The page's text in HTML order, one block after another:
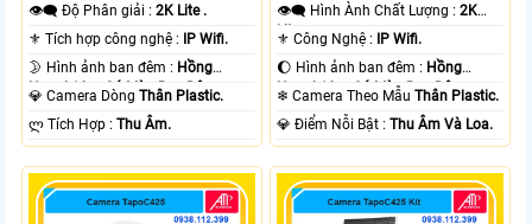
👁️‍🗨 Độ Phân giải :2K Lite .
⚜️ Tích hợp công nghệ :
IP Wifi.
🌛 Hình ảnh ban đêm : Hồng
Ngoại 10m Có Màu Ban Ðêm.
💎 Camera DòngThân Plastic.
️ლ Tích Hợp :Thu Âm.
👁️‍🗨 Hình Ành Chất Lượng :2K
Lite .
⚜️ Công Nghệ :
IP Wifi.
🌔 Hình ảnh ban đêm : Hồng
Ngoại 10m Có Màu Ban Ðêm.
❄ Camera Theo MẫuThân Plastic.
️💎 Điểm Nỗi Bật :Thu Âm Và Loa.